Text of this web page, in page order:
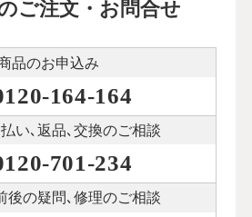
ご注文・お問合せ
品のお申込み
164-164
い､ 返品､交換のご相談
701-234
後の疑問､修理のご相談